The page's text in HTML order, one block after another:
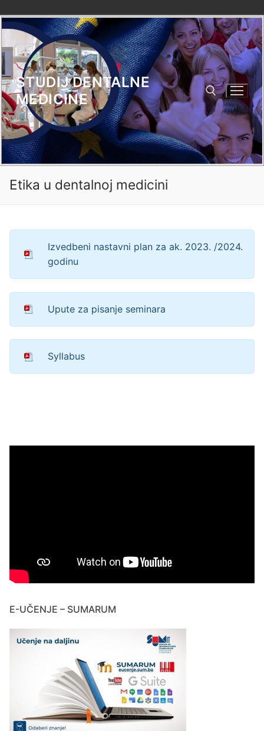
Skip
content
STUDIJ DENTALNE
MEDICINE
Search for:
Etika u dentalnoj medicini
Izvedbeni nastavni plan za ak. 2023. /2024.
godinu
Upute za pisanje seminara
Syllabus
E-UČENJE – SUMARUM